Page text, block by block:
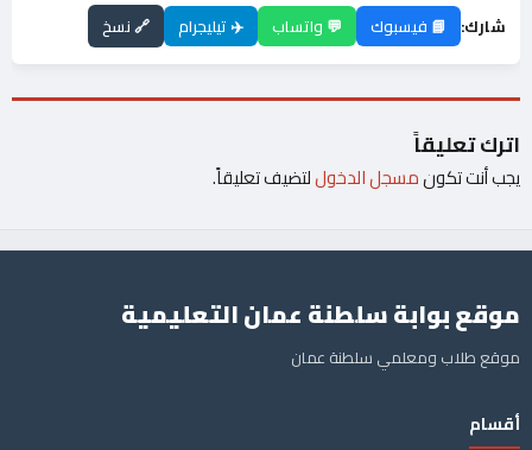
شارك: 📘 فيسبوك 💬 واتساب ✈️ تيليجرام 🔗 نسخ
اترك تعليقاً
يجب أنت تكونمسجل الدخوللتضيف تعليقاً.
موقع بوابة سلطنة عمان التعليمية
موقع طلاب ومعلمي سلطنة عمان
أقسام